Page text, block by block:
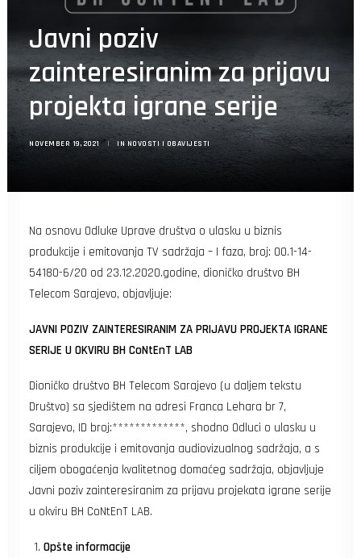
Javni poziv
zainteresiranim za prijavu
projekta igrane serije
NOVEMBER 19, 2021 | IN NOVOSTI I OBAVIJESTI
Na osnovu Odluke Uprave društva o ulasku u biznis
produkcije i emitovanja TV sadržaja – I faza, broj: 00.1-14-
54180-6/20 od 23.12.2020.godine, dioničko društvo BH
Telecom Sarajevo, objavljuje:
JAVNI POZIV ZAINTERESIRANIM ZA PRIJAVU PROJEKTA IGRANE
SERIJE U OKVIRU BH CoNtEnT LAB
Dioničko društvo BH Telecom Sarajevo (u daljem tekstu
Društvo) sa sjedištem na adresi Franca Lehara br 7,
Sarajevo, ID broj:*************, shodno Odluci o ulasku u
biznis produkcije i emitovanja audiovizualnog sadržaja, a s
ciljem obogaćenja kvalitetnog domaćeg sadržaja, objavljuje
Javni poziv zainteresiranim za prijavu projekata igrane serije
u okviru BH CoNtEnT LAB.
Opšte informacije